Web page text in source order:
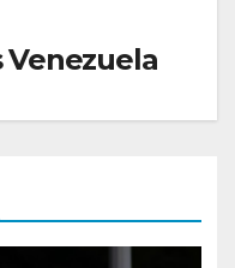
Venezuela